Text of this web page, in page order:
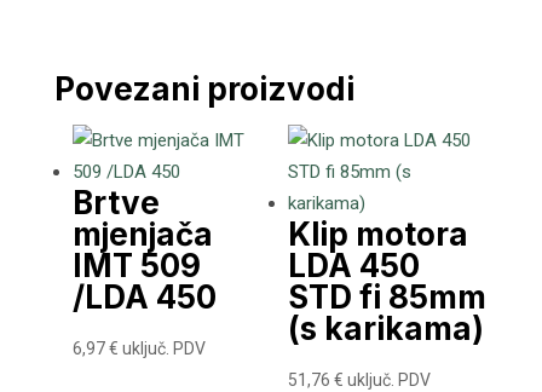
Povezani proizvodi
Brtve
mjenjača
IMT 509
/LDA 450
6,97€ uključ. PDV
Klip motora
LDA 450
STD fi 85mm
(s karikama)
51,76€ uključ. PDV